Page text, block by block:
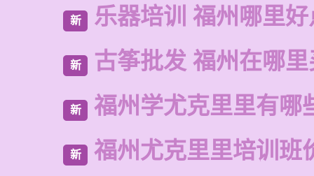
新 乐器培训 福州哪里
新 古筝批发 福州在哪
新 福州学尤克里里有哪
新 福州尤克里里培训班